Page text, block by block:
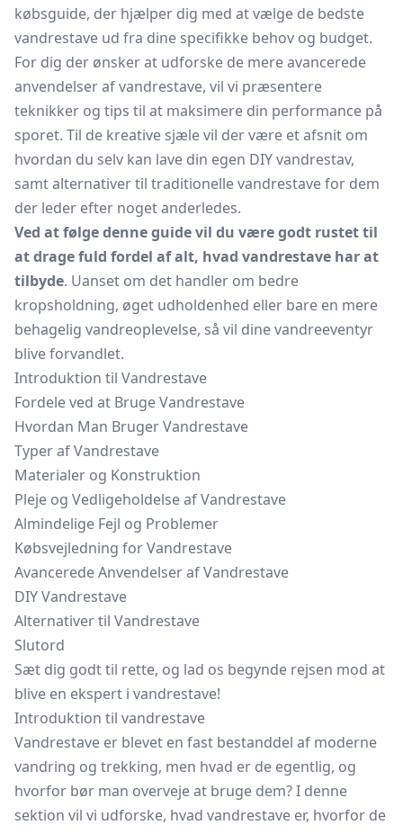
købsguide, der hjælper dig med at vælge de bedste
vandrestave ud fra dine specifikke behov og budget.
For dig der ønsker at udforske de mere avancerede
anvendelser af vandrestave, vil vi præsentere
teknikker og tips til at maksimere din performance på
sporet. Til de kreative sjæle vil der være et afsnit om
hvordan du selv kan lave din egen DIY vandrestav,
samt alternativer til traditionelle vandrestave for dem
der leder efter noget anderledes.
Ved at følge denne guide vil du være godt rustet til
at drage fuld fordel af alt, hvad vandrestave har at
tilbyde. Uanset om det handler om bedre
kropsholdning, øget udholdenhed eller bare en mere
behagelig vandreoplevelse, så vil dine vandreeventyr
blive forvandlet.
Introduktion til Vandrestave
Fordele ved at Bruge Vandrestave
Hvordan Man Bruger Vandrestave
Typer af Vandrestave
Materialer og Konstruktion
Pleje og Vedligeholdelse af Vandrestave
Almindelige Fejl og Problemer
Købsvejledning for Vandrestave
Avancerede Anvendelser af Vandrestave
DIY Vandrestave
Alternativer til Vandrestave
Slutord
Sæt dig godt til rette, og lad os begynde rejsen mod at
blive en ekspert i vandrestave!
Introduktion til vandrestave
Vandrestave er blevet en fast bestanddel af moderne
vandring og trekking, men hvad er de egentlig, og
hvorfor bør man overveje at bruge dem? I denne
sektion vil vi udforske, hvad vandrestave er, hvorfor de